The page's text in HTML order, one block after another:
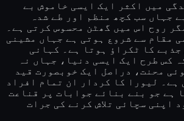
میں اکثر ایک ایسی خاموش بے
جہاں سب کچھ منظم اور طے شدہ
روح اس میں گھٹن محسوس کرتی ہے۔
مقام سے شروع ہوتی ہے جہاں مشینی
کا ٹکراؤ ہوتا ہے۔ کہانی
کس طرح ایک ایسی دنیا، جہاں نہ
محنت، دراصل ایک خوبصورت قید
ہے۔ لیورا کا کردار ان تمام افراد
ہے جو بنے بنائے جوابات پر قناعت
اپنی سچائی تلاش کرنے کی جرات